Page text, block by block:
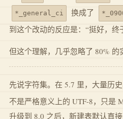
*_general_ci 换成了
到这个改动的反应是：“挺好，终
但这个理解，几乎忽略了 80% 的
先说字符集。在 5.7 里，大量历
不是严格意义上的 UTF-8，只是
升级到 8.0 之后，新建表默认直